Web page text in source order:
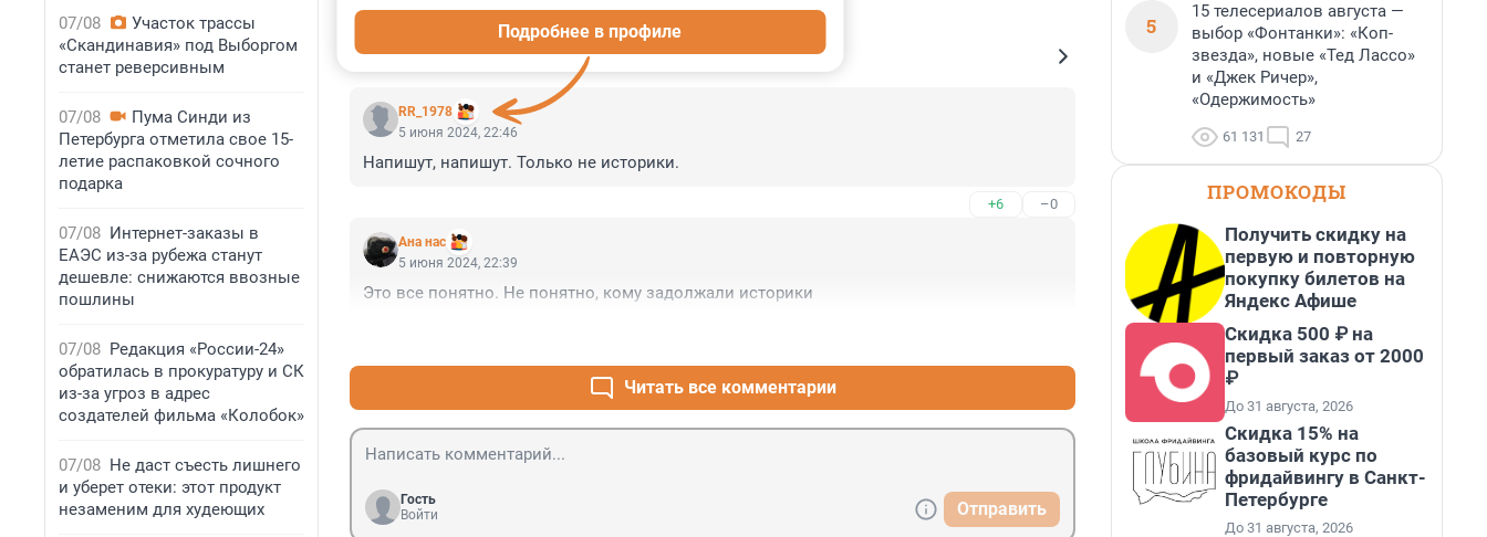
07/08
Участок трассы
«Скандинавия» под Выборгом
станет реверсивным
07/08
Пума Синди из
Петербурга отметила свое 15-
летие распаковкой сочного
подарка
07/08 Интернет-заказы в
ЕАЭС из-за рубежа станут
дешевле: снижаются ввозные
пошлины
07/08 Редакция «России-24»
обратилась в прокуратуру и СК
из-за угроз в адрес
создателей фильма «Колобок»
07/08 Не даст съесть лишнего
и уберет отеки: этот продукт
незаменим для худеющих
КОММЕНТАРИИ 28
RR_1978
Подробнее в профиле
5 июня 2024, 22:46
Напишут, напишут. Только не историки.
+6 –0
Ана нас
5 июня 2024, 22:39
Это все понятно. Не понятно, кому задолжали историки
Читать все комментарии
Гость
Войти
Отправить
5
15 телесериалов августа —
выбор «Фонтанки»: «Коп-
звезда», новые «Тед Лассо»
и «Джек Ричер»,
«Одержимость»
61 131 27
ПРОМОКОДЫ
Получить скидку на
первую и повторную
покупку билетов на
Яндекс Афише
Скидка 500 ₽ на
первый заказ от 2000
₽
До 31 августа, 2026
Скидка 15% на
базовый курс по
фридайвингу в Санкт-
Петербурге
До 31 августа, 2026